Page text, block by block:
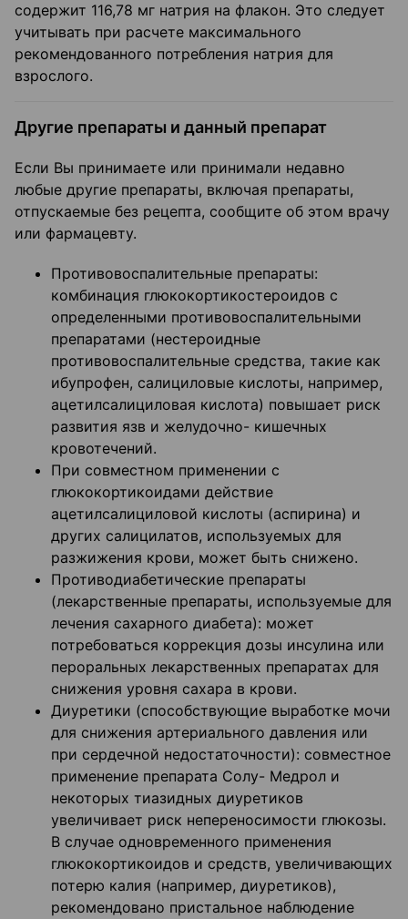
содержит 116,78 мг натрия на флакон. Это следует
учитывать при расчете максимального
рекомендованного потребления натрия для
взрослого.
Другие препараты и данный препарат
Если Вы принимаете или принимали недавно
любые другие препараты, включая препараты,
отпускаемые без рецепта, сообщите об этом врачу
или фармацевту.
Противовоспалительные препараты:
комбинация глюкокортикостероидов с
определенными противовоспалительными
препаратами (нестероидные
противовоспалительные средства, такие как
ибупрофен, салициловые кислоты, например,
ацетилсалициловая кислота) повышает риск
развития язв и желудочно- кишечных
кровотечений.
При совместном применении с
глюкокортикоидами действие
ацетилсалициловой кислоты (аспирина) и
других салицилатов, используемых для
разжижения крови, может быть снижено.
Противодиабетические препараты
(лекарственные препараты, используемые для
лечения сахарного диабета): может
потребоваться коррекция дозы инсулина или
пероральных лекарственных препаратах для
снижения уровня сахара в крови.
Диуретики (способствующие выработке мочи
для снижения артериального давления или
при сердечной недостаточности): совместное
применение препарата Солу- Медрол и
некоторых тиазидных диуретиков
увеличивает риск непереносимости глюкозы.
В случае одновременного применения
глюкокортикоидов и средств, увеличивающих
потерю калия (например, диуретиков),
рекомендовано пристальное наблюдение